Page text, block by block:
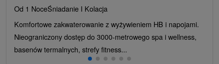
Od 1 NoceŚniadanie I Kolacja
Komfortowe zakwaterowanie z wyżywieniem HB i napojami.
Nieograniczony dostęp do 3000-metrowego spa i wellness,
basenów termalnych, strefy fitness...